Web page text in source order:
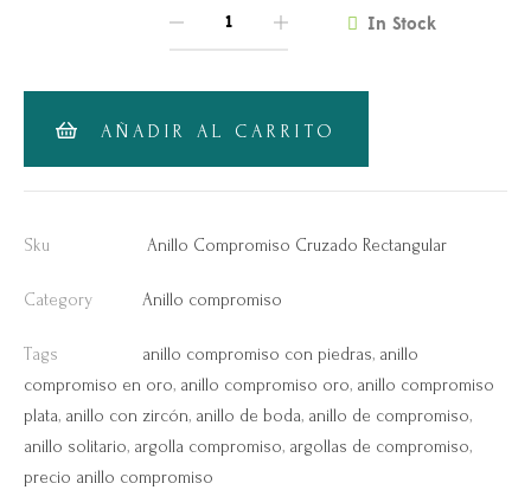
In Stock
AÑADIR AL CARRITO
Sku Anillo Compromiso Cruzado Rectangular
Category Anillo compromiso
Tags anillo compromiso con piedras, anillo
compromiso en oro, anillo compromiso oro, anillo compromiso
plata, anillo con zircón, anillo de boda, anillo de compromiso,
anillo solitario, argolla compromiso, argollas de compromiso,
precio anillo compromiso